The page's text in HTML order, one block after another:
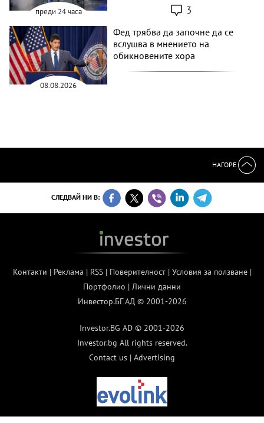
преди 24 часа 3
08.08.2026
Фед трябва да започне да се
вслушва в мнението на
обикновените хора
НАГОРЕ
СЛЕДВАЙ НИ В:
Контакти | Реклама | RSS| Поверителност| Условия за ползване|
Портфолио | Лични данни
Инвестор.БГ АД © 2001-2026
Investor.BG AD © 2001-2026
Investor.bg All rights reserved.
Contact us | Advertising